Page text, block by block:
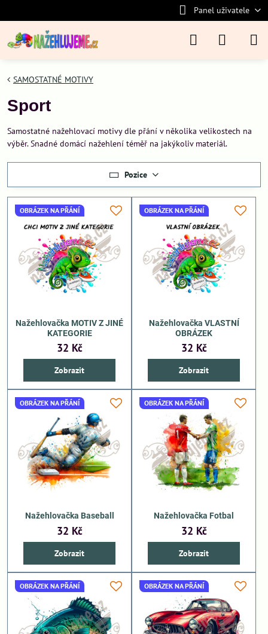
Panel uživatele
SAMOSTATNÉ MOTIVY
Sport
Samostatné nažehlovací motivy dle přání v několika velikostech na
výběr. Snadné domácí nažehlení téměř na jakýkoliv materiál.
Pozice
OBRÁZEK NA PŘÁNÍ
Nažehlovačka MOTIV Z JINÉ
KATEGORIE
32 Kč
Zobrazit
OBRÁZEK NA PŘÁNÍ
Nažehlovačka VLASTNÍ
OBRÁZEK
32 Kč
Zobrazit
OBRÁZEK NA PŘÁNÍ
Nažehlovačka Baseball
32 Kč
Zobrazit
OBRÁZEK NA PŘÁNÍ
Nažehlovačka Fotbal
32 Kč
Zobrazit
OBRÁZEK NA PŘÁNÍ OBRÁZEK NA PŘÁNÍ